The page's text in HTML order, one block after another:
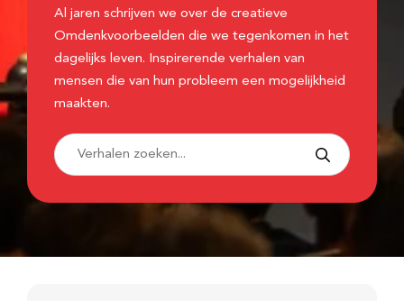
Al jaren schrijven we over de creatieve
Omdenkvoorbeelden die we tegenkomen in het
dagelijks leven. Inspirerende verhalen van
mensen die van hun probleem een mogelijkheid
maakten.